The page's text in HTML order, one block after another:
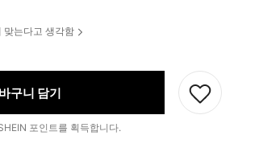
맞는다고 생각함
구니 담기
포인트를 획득합니다.